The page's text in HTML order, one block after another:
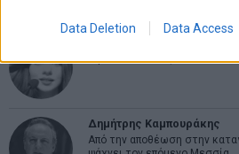
Data Deletion Data Access
Δημήτρης Καμπουράκης
Από την αποθέωση στην